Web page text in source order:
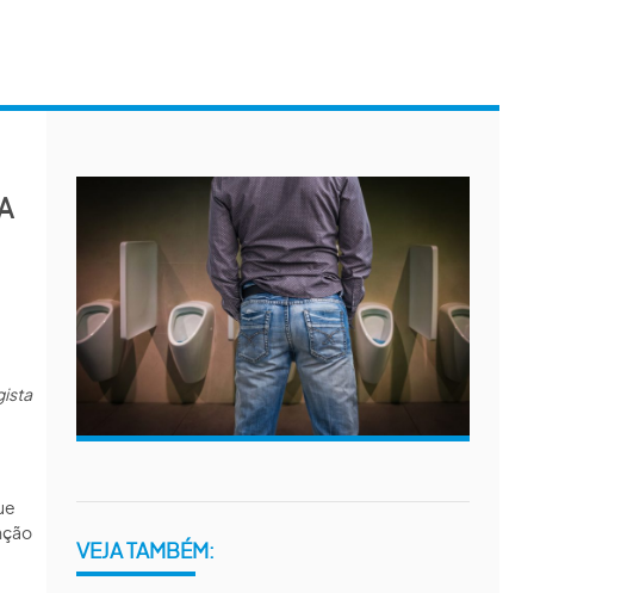
VEJA TAMBÉM: